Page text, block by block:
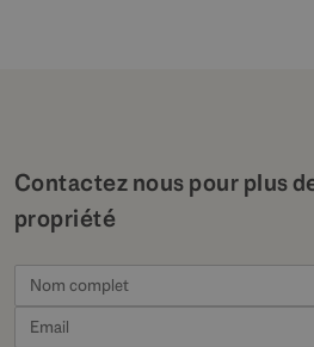
Contactez nous pour plus
propriété